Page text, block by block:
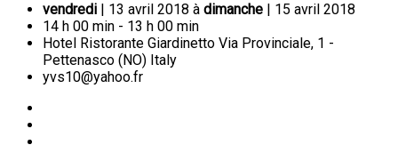
vendredi | 13 avril 2018 à dimanche | 15 avril 2018
14 h 00 min - 13 h 00 min
Hotel Ristorante Giardinetto Via Provinciale, 1 -
Pettenasco (NO) Italy
yvs10@yahoo.fr